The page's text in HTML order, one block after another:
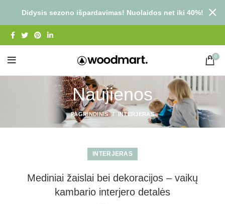
0
Naujienos
PAGRINDINIS INTERJERAS
INTERJERAS
Mediniai žaislai bei dekoracijos – vaikų
kambario interjero detalės
Didysis sezono išpardavimas! Nuolaidos net iki 40%!